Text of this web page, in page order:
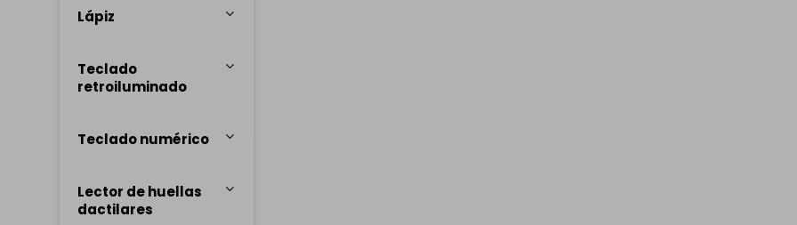
Lápiz
Teclado
retroiluminado
Teclado numérico
Lector de huellas
dactilares